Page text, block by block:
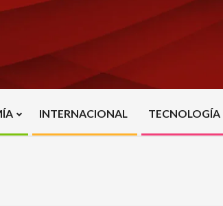
Primary
Navigation
INTERNACIONAL TECNOLOGÍA